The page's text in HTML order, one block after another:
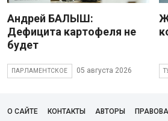
Андрей БАЛЫШ:
Дефицита картофеля не
будет
ПАРЛАМЕНТСКОЕ 05 августа 2026
О САЙТЕ КОНТАКТЫ АВТОРЫ